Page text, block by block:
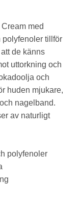
med
polyfenoler tillför
de känns
uttorkning och
och
huden mjukare,
nagelband.
av naturligt
polyfenoler